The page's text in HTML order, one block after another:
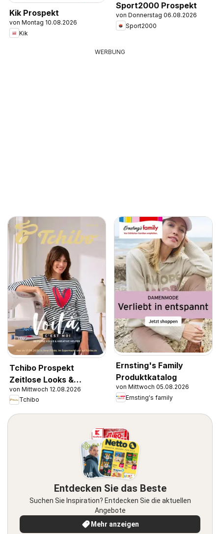
Kik Prospekt
von Montag 10.08.2026
Kik
Sport2000 Prospekt
von Donnerstag 06.08.2026
Sport2000
WERBUNG
Tchibo Prospekt
Zeitlose Looks &
Kreative Helfer
von Mittwoch 12.08.2026
Tchibo
Ernsting's Family
Produktkatalog
von Mittwoch 05.08.2026
Ernsting's family
Entdecken Sie das Beste
Suchen Sie Inspiration? Entdecken Sie die aktuellen
Angebote
Mehr anzeigen